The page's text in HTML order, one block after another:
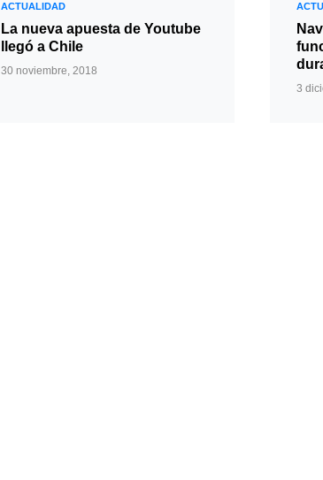
ACTUALIDAD
La nueva apuesta de Youtube
llegó a Chile
30 noviembre, 2018
3